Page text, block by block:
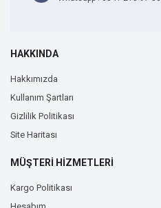
HAKKINDA
Hakkımızda
Kullanım Şartları
Gizlilik Politikası
Site Haritası
MÜŞTERİ HİZMETLERİ
Kargo Politikası